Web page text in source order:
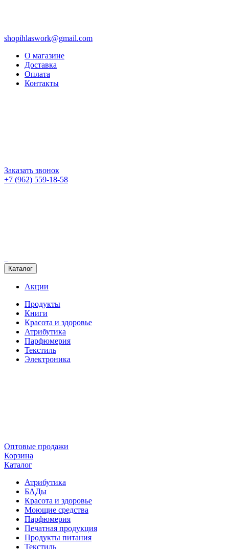
shopihlaswork@gmail.com
О магазине
Доставка
Оплата
Контакты
Заказать звонок
+7 (962) 559-18-58
Каталог
Акции
Продукты
Книги
Красота и здоровье
Атрибутика
Парфюмерия
Текстиль
Электроника
Оптовые продажи
Корзина
Каталог
Атрибутика
БАДы
Красота и здоровье
Моющие средства
Парфюмерия
Печатная продукция
Продукты питания
Текстиль